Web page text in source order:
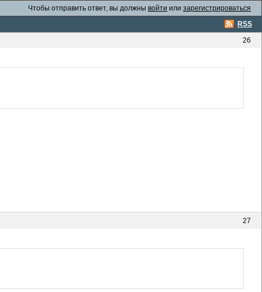
Чтобы отправить ответ, вы должны войти или зарегистрироваться
RSS
26
27